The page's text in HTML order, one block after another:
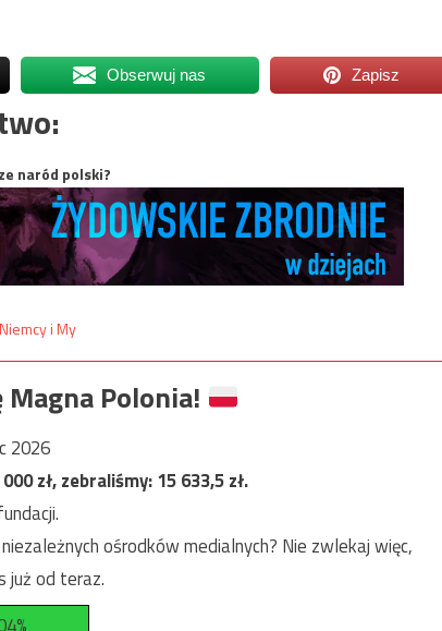
Obserwuj nas Zapisz
naród polski?
Polonia!
2026
zł, zebraliśmy:15 633,5zł.
ośrodków medialnych? Nie zwlekaj więc,
już od teraz.